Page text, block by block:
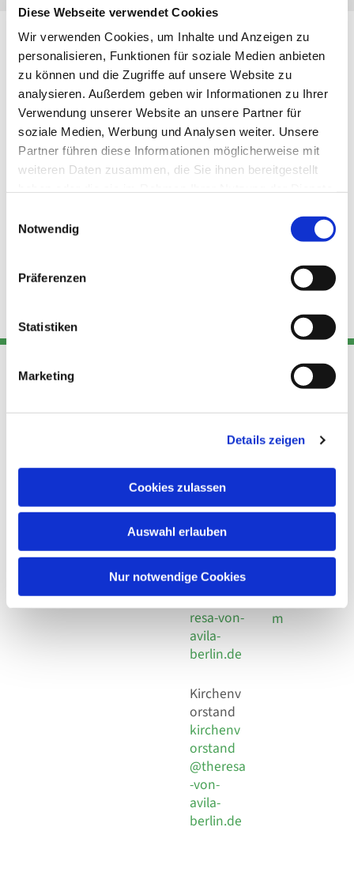
Diese Webseite verwendet Cookies
Wir verwenden Cookies, um Inhalte und Anzeigen zu
personalisieren, Funktionen für soziale Medien anbieten
zu können und die Zugriffe auf unsere Website zu
analysieren. Außerdem geben wir Informationen zu Ihrer
Verwendung unserer Website an unsere Partner für
soziale Medien, Werbung und Analysen weiter. Unsere
Partner führen diese Informationen möglicherweise mit
weiteren Daten zusammen, die Sie ihnen bereitgestellt
Notwendig
Präferenzen
Statistiken
Marketing
Details zeigen
Cookies zulassen
Auswahl erlauben
Nur notwendige Cookies
Adresse
Kirchengemeinde Pfarrei
Hl. Theresa von Avila Berlin
Leitender Pfarrer - Norbert
Behaimstr. 39
Kont
Telefon
+49 30
924 64 28
Fax +49
30 924 54
18
E-Mail
info@the
resa-von-
avila-
berlin.de
Kirchenv
orstand
kirchenv
orstand
@theresa
-von-
avila-
berlin.de
Links
Datensch
utz
Social
Impressu
m